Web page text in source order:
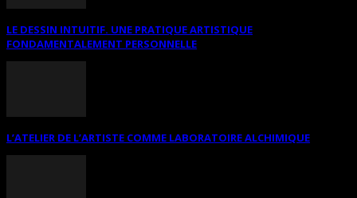
LE DESSIN INTUITIF. UNE PRATIQUE ARTISTIQUE
FONDAMENTALEMENT PERSONNELLE
L’ATELIER DE L’ARTISTE COMME LABORATOIRE ALCHIMIQUE